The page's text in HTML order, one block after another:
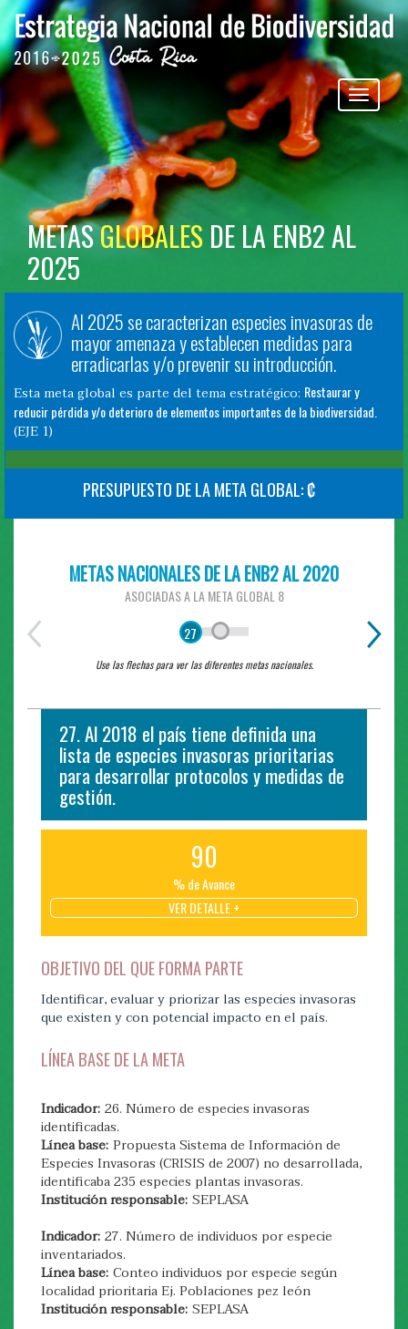
Pasar al contenido principal
Toggle
navigation
METASGLOBALES DE LA ENB2 AL
2025
Al 2025 se caracterizan especies invasoras de
mayor amenaza y establecen medidas para
erradicarlas y/o prevenir su introducción.
Esta meta global es parte del tema estratégico: Restaurar y
reducir pérdida y/o deterioro de elementos importantes de la biodiversidad.
(EJE 1)
PRESUPUESTO DE LA META GLOBAL: ₡
METAS NACIONALES DE LA ENB2 AL 2020
ASOCIADAS A LA META GLOBAL 8
27
Use las flechas para ver las diferentes metas nacionales.
27. Al 2018 el país tiene definida una
lista de especies invasoras prioritarias
para desarrollar protocolos y medidas de
gestión.
90
% de Avance
VER DETALLE +
OBJETIVO DEL QUE FORMA PARTE
Identificar, evaluar y priorizar las especies invasoras
que existen y con potencial impacto en el país.
LÍNEA BASE DE LA META
Indicador: 26. Número de especies invasoras
identificadas.
Línea base: Propuesta Sistema de Información de
Especies Invasoras (CRISIS de 2007) no desarrollada,
identificaba 235 especies plantas invasoras.
Institución responsable: SEPLASA
Indicador: 27. Número de individuos por especie
inventariados.
Línea base: Conteo individuos por especie según
localidad prioritaria Ej. Poblaciones pez león
Institución responsable: SEPLASA
28. Al 2020 se contará con mejor
conocimiento y disposiciones técnicas
que permitan controlar al menos 5
especies invasoras (especies
cuarentenarias, especies con potencial
invasor/plaga, especies exóticas)
100
VER DETALLE +
OBJETIVO DEL QUE FORMA PARTE
Mejorar los controles para la prevención del ingreso
LÍNEA BASE DE LA META
Indicador: 28. Número de protocolos de control en
puertos y aduanas
Línea base: Se cuenta con procedimientos básicos de
control.
Institución responsable: SEPLASA
Indicador: 29. Número de disposiciones técnicas que
permitan el análisis de especies invasoras
Línea base: Por definir